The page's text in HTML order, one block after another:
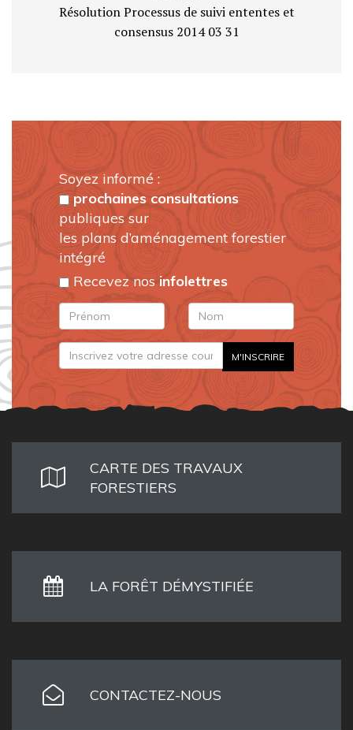
Résolution Processus de suivi ententes et
consensus 2014 03 31
Soyez informé :
prochaines consultations
publiques sur
les plans d’aménagement forestier
intégré
Recevez nosinfolettres
CARTE DES TRAVAUX
FORESTIERS
LA FORÊT DÉMYSTIFIÉE
CONTACTEZ-NOUS